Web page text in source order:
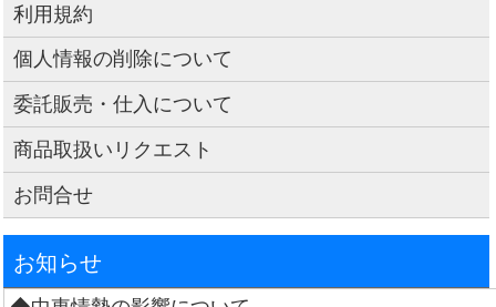
利用規約
個人情報の削除について
委託販売・仕入について
商品取扱いリクエスト
お問合せ
お知らせ